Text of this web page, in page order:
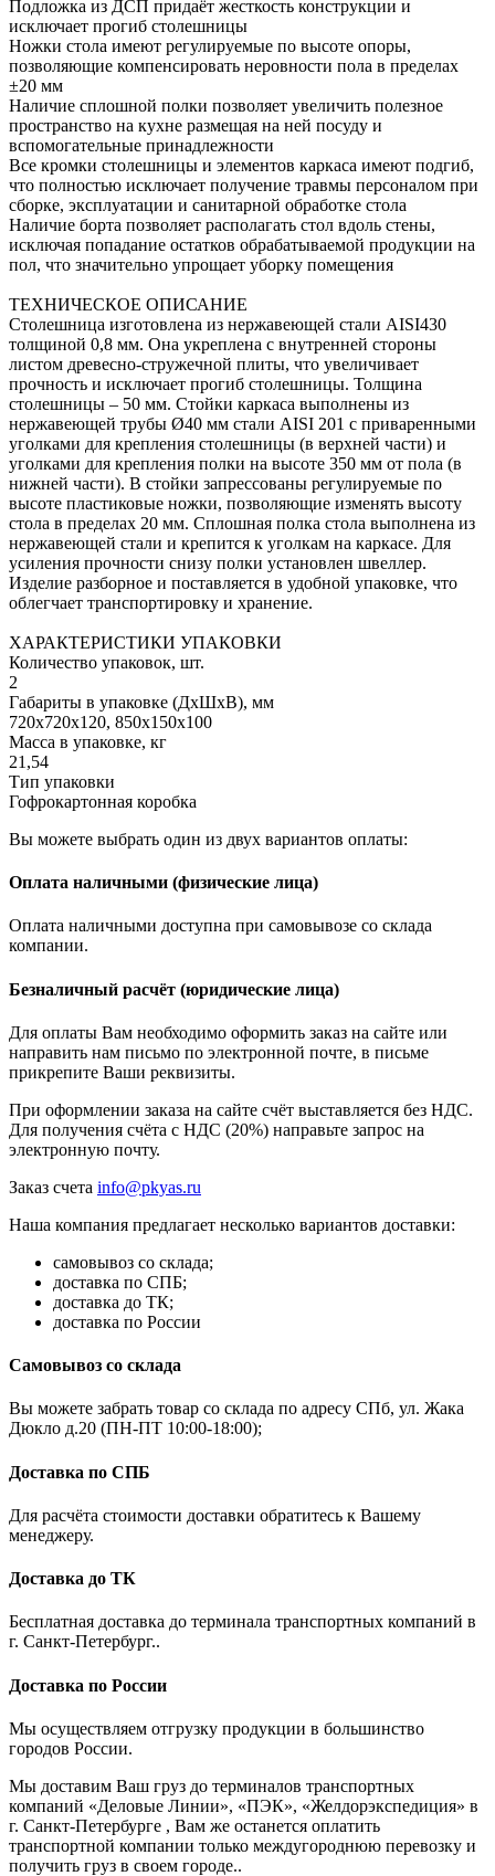
Подложка из ДСП придаёт жесткость конструкции и
исключает прогиб столешницы
Ножки стола имеют регулируемые по высоте опоры,
позволяющие компенсировать неровности пола в пределах
±20 мм
Наличие сплошной полки позволяет увеличить полезное
пространство на кухне размещая на ней посуду и
вспомогательные принадлежности
Все кромки столешницы и элементов каркаса имеют подгиб,
что полностью исключает получение травмы персоналом при
сборке, эксплуатации и санитарной обработке стола
Наличие борта позволяет располагать стол вдоль стены,
исключая попадание остатков обрабатываемой продукции на
пол, что значительно упрощает уборку помещения
ТЕХНИЧЕСКОЕ ОПИСАНИЕ
Столешница изготовлена из нержавеющей стали AISI430
толщиной 0,8 мм. Она укреплена с внутренней стороны
листом древесно-стружечной плиты, что увеличивает
прочность и исключает прогиб столешницы. Толщина
столешницы – 50 мм. Стойки каркаса выполнены из
нержавеющей трубы Ø40 мм стали AISI 201 с приваренными
уголками для крепления столешницы (в верхней части) и
уголками для крепления полки на высоте 350 мм от пола (в
нижней части). В стойки запрессованы регулируемые по
высоте пластиковые ножки, позволяющие изменять высоту
стола в пределах 20 мм. Сплошная полка стола выполнена из
нержавеющей стали и крепится к уголкам на каркасе. Для
усиления прочности снизу полки установлен швеллер.
Изделие разборное и поставляется в удобной упаковке, что
облегчает транспортировку и хранение.
ХАРАКТЕРИСТИКИ УПАКОВКИ
Количество упаковок, шт.
2
Габариты в упаковке (ДхШхВ), мм
720х720х120, 850х150х100
Масса в упаковке, кг
21,54
Тип упаковки
Гофрокартонная коробка
Вы можете выбрать один из двух вариантов оплаты:
Оплата наличными (физические лица)
Оплата наличными доступна при самовывозе со склада
компании.
Безналичный расчёт (юридические лица)
Для оплаты Вам необходимо оформить заказ на сайте или
направить нам письмо по электронной почте, в письме
прикрепите Ваши реквизиты.
При оформлении заказа на сайте счёт выставляется без НДС.
Для получения счёта с НДС (20%) направьте запрос на
электронную почту.
Заказ счета info@pkyas.ru
Наша компания предлагает несколько вариантов доставки:
самовывоз со склада;
доставка по СПБ;
доставка до ТК;
доставка по России
Самовывоз со склада
Вы можете забрать товар со склада по адресу СПб, ул. Жака
Дюкло д.20 (ПН-ПТ 10:00-18:00);
Доставка по СПБ
Для расчёта стоимости доставки обратитесь к Вашему
менеджеру.
Доставка до ТК
Бесплатная доставка до терминала транспортных компаний в
г. Санкт-Петербург..
Доставка по России
Мы осуществляем отгрузку продукции в большинство
городов России.
Мы доставим Ваш груз до терминалов транспортных
компаний «Деловые Линии», «ПЭК», «Желдорэкспедиция» в
г. Санкт-Петербурге , Вам же останется оплатить
транспортной компании только междугороднюю перевозку и
получить груз в своем городе..